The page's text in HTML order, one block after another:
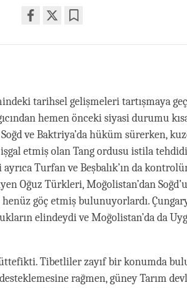
on
tarihsel gelişmeleri tartışmaya
hemen önceki siyasi durumu
ve Baktriya’da hüküm sürerken,
işgal etmiş olan Tang ordusu istila tehdidi
Turfan ve Beşbalık’ın da
Oğuz Türkleri, Moğolistan’dan
göç etmiş bulunuyorlardı.
elindeydi ve Moğolistan’da da
Tibetliler zayıf bir konumda
rağmen, güney Tarım